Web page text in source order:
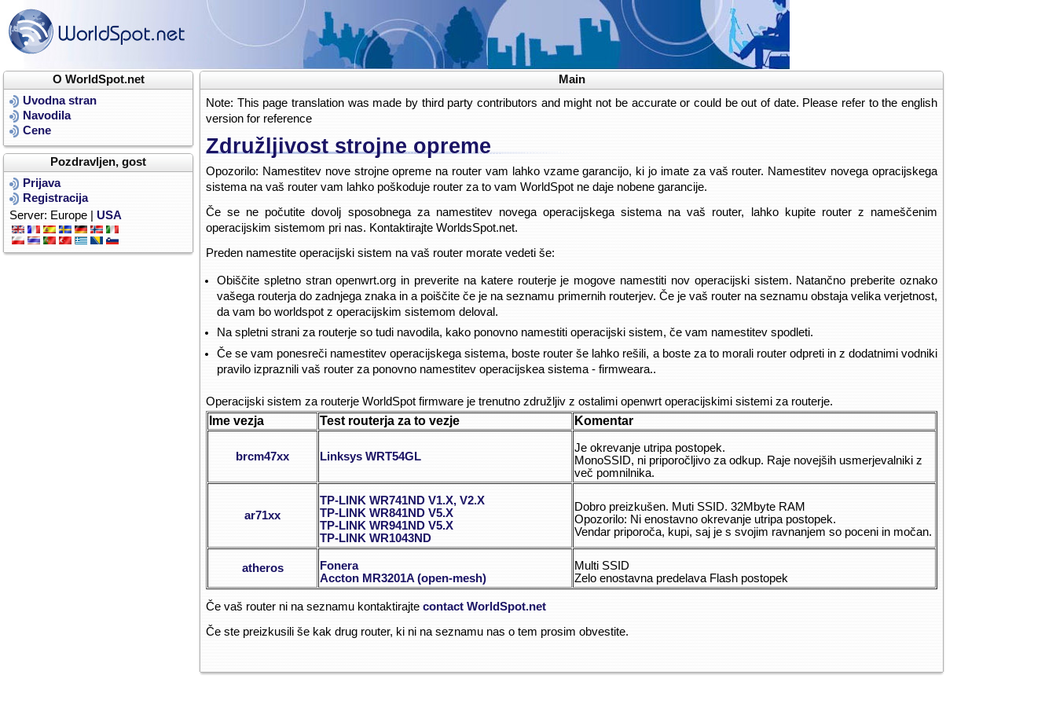
O WorldSpot.net
Uvodna stran
Navodila
Cene
Pozdravljen, gost
Prijava
Registracija
Server: Europe | USA
Main
Note: This page translation was made by third party contributors and might not be accurate or could be out of date. Please refer to the english
version for reference
Združljivost strojne opreme
Opozorilo: Namestitev nove strojne opreme na router vam lahko vzame garancijo, ki jo imate za vaš router. Namestitev novega opracijskega
sistema na vaš router vam lahko poškoduje router za to vam WorldSpot ne daje nobene garancije.
Če se ne počutite dovolj sposobnega za namestitev novega operacijskega sistema na vaš router, lahko kupite router z nameščenim
operacijskim sistemom pri nas. Kontaktirajte WorldsSpot.net.
Preden namestite operacijski sistem na vaš router morate vedeti še:
Obiščite spletno stran openwrt.org in preverite na katere routerje je mogove namestiti nov operacijski sistem. Natančno preberite oznako
vašega routerja do zadnjega znaka in a poiščite če je na seznamu primernih routerjev. Če je vaš router na seznamu obstaja velika verjetnost,
da vam bo worldspot z operacijskim sistemom deloval.
Na spletni strani za routerje so tudi navodila, kako ponovno namestiti operacijski sistem, če vam namestitev spodleti.
Če se vam ponesreči namestitev operacijskega sistema, boste router še lahko rešili, a boste za to morali router odpreti in z dodatnimi vodniki
pravilo izpraznili vaš router za ponovno namestitev operacijskea sistema - firmweara..
Operacijski sistem za routerje WorldSpot firmware je trenutno združljiv z ostalimi openwrt operacijskimi sistemi za routerje.
Ime vezja Test routerja za to vezje Komentar
brcm47xx Linksys WRT54GL
Je okrevanje utripa postopek.
MonoSSID, ni priporočljivo za odkup. Raje novejših usmerjevalniki z
več pomnilnika.
ar71xx
TP-LINK WR741ND V1.X, V2.X
TP-LINK WR841ND V5.X
TP-LINK WR941ND V5.X
TP-LINK WR1043ND
Dobro preizkušen. Muti SSID. 32Mbyte RAM
Opozorilo: Ni enostavno okrevanje utripa postopek.
Vendar priporoča, kupi, saj je s svojim ravnanjem so poceni in močan.
atheros
Fonera
Accton MR3201A (open-mesh)
Multi SSID
Zelo enostavna predelava Flash postopek
Če vaš router ni na seznamu kontaktirajte contact WorldSpot.net
Če ste preizkusili še kak drug router, ki ni na seznamu nas o tem prosim obvestite.